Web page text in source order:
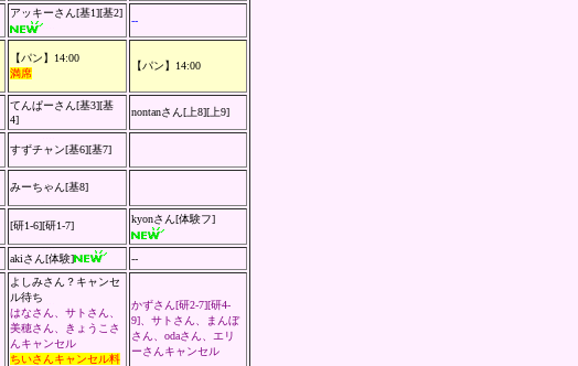
アッキーさん[基1][基2]
--
【パン】14:00
満席
【パン】14:00
てんぱーさん[基3][基
4]
nontanさん[上8][上9]
すずチャン[基6][基7]
みーちゃん[基8]
[研1-6][研1-7]
kyonさん[体験フ]
akiさん[体験] --
よしみさん？キャンセ
ル待ち
はなさん
サトさん
美穂さん
きょうこさ
んキャンセル
ちいさんキャンセル料
かずさん[研2-7][研4-
9]
サトさん、まんぼ
さん、 odaさん、エリ
ーさんキャンセル